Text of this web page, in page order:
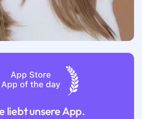
liebt unsere App.